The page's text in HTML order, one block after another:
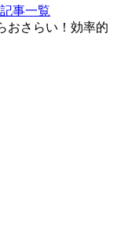
事一覧
おさらい！効率的